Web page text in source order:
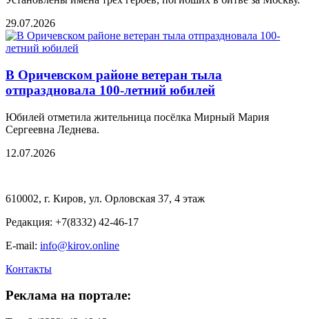
29.07.2026
В Оричевском районе ветеран тыла
отпраздновала 100-летний юбилей
Юбилей отметила жительница посёлка Мирный Мария
Сергеевна Леднева.
12.07.2026
610002, г. Киров, ул. Орловская 37, 4 этаж
Редакция: +7(8332) 42-46-17
E-mail: info@kirov.online
Контакты
Реклама на портале: